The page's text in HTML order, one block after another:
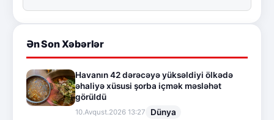
Ən Son Xəbərlər
Havanın 42 dərəcəyə yüksəldiyi ölkədə
əhaliyə xüsusi şorba içmək məsləhət
görüldü
10.Avqust.2026 13:27 Dünya